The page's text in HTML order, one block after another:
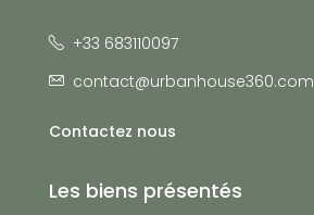
+33 683110097
contact@urbanhouse360.com
Contactez nous
Les biens présentés